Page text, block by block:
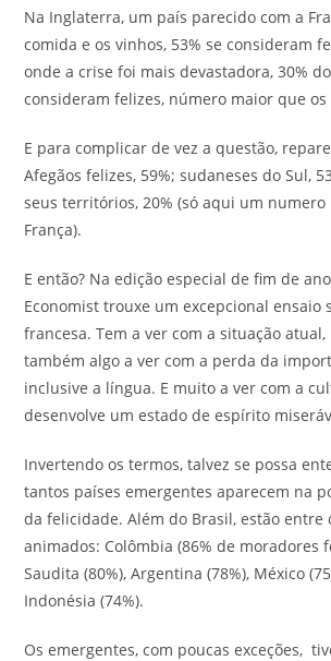
Na Inglaterra, um país parecido com a
comida e os vinhos, 53% se consideram
onde a crise foi mais devastadora, 30%
consideram felizes, número maior que os
E para complicar de vez a questão,
Afegãos felizes, 59%; sudaneses do Sul,
seus territórios, 20% (só aqui um
França).
E então? Na edição especial de fim de
Economist trouxe um excepcional ensaio
francesa. Tem a ver com a situação atual,
também algo a ver com a perda da
inclusive a língua. E muito a ver com a
desenvolve um estado de espírito
Invertendo os termos, talvez se possa
tantos países emergentes aparecem na
da felicidade. Além do Brasil, estão entre
animados: Colômbia (86% de moradores
Saudita (80%), Argentina (78%), México
Indonésia (74%).
Os emergentes, com poucas exceções,